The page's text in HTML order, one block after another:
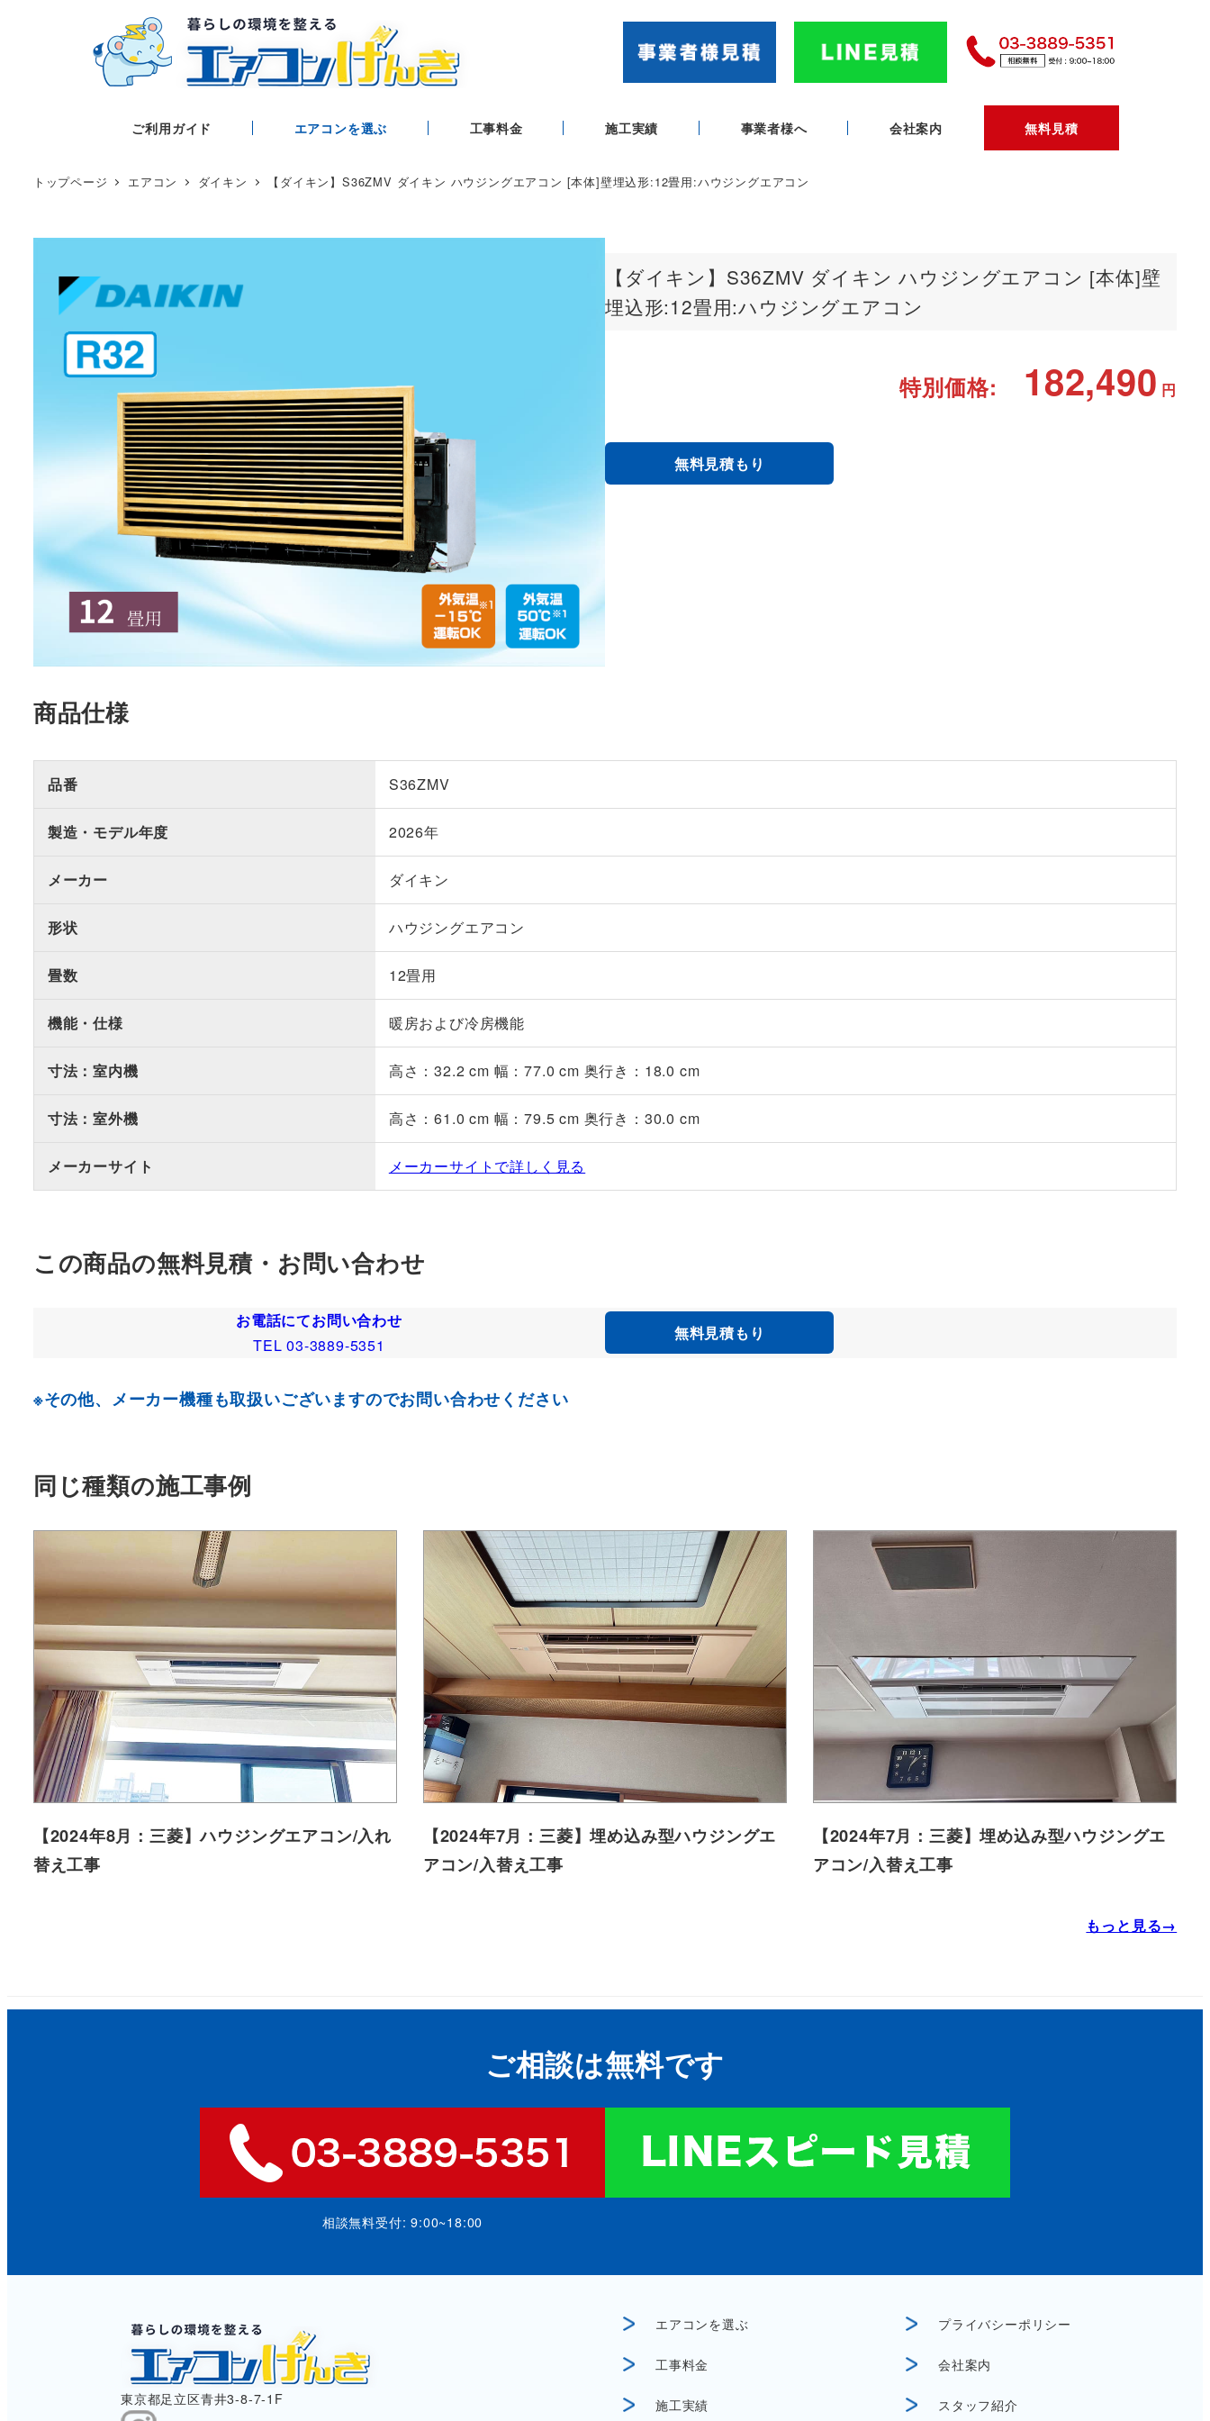
ご利用ガイド エアコンを選ぶ 工事料金 施工実績 事業者様へ 会社案内 無料見積
トップページ エアコン ダイキン 【ダイキン】S36ZMV ダイキン ハウジングエアコン [本体]壁埋込形:12畳用:ハウジングエアコン
【ダイキン】S36ZMV ダイキン ハウジングエアコン [本体]壁
埋込形:12畳用:ハウジングエアコン
特別価格: 182,490 円
無料見積もり
商品仕様
品番 S36ZMV
製造・モデル年度 2026年
メーカー ダイキン
形状 ハウジングエアコン
畳数 12畳用
機能・仕様 暖房および冷房機能
寸法：室内機 高さ：32.2 cm 幅：77.0 cm 奥行き：18.0 cm
寸法：室外機 高さ：61.0 cm 幅：79.5 cm 奥行き：30.0 cm
メーカーサイト メーカーサイトで詳しく見る
この商品の無料見積・お問い合わせ
お電話にてお問い合わせ
TEL 03-3889-5351
無料見積もり
※その他、メーカー機種も取扱いございますのでお問い合わせください
同じ種類の施工事例
【2024年8月：三菱】ハウジングエアコン/入れ
替え工事
【2024年7月：三菱】埋め込み型ハウジングエ
アコン/入替え工事
【2024年7月：三菱】埋め込み型ハウジングエ
アコン/入替え工事
もっと見る→
ご相談は無料です
相談無料受付: 9:00~18:00
東京都足立区青井3-8-7-1F
エアコンを選ぶ
工事料金
施工実績
プライバシーポリシー
会社案内
スタッフ紹介